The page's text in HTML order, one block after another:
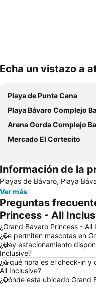
Echa un vistazo a
Playa de Punta Cana
Playa Bávaro Complejo Barceló
Arena Gorda Complejo Bahia Principe
Mercado El Cortecito
Información de la
Playas de Bávaro, Playa
Ver más
Preguntas
Princess - All
¿Grand Bavaro Princess -
¿Se permiten mascotas en
¿Hay estacionamiento
Inclusive?
¿A qué hora es el check-in y
All Inclusive?
¿Dónde está ubicado Grand